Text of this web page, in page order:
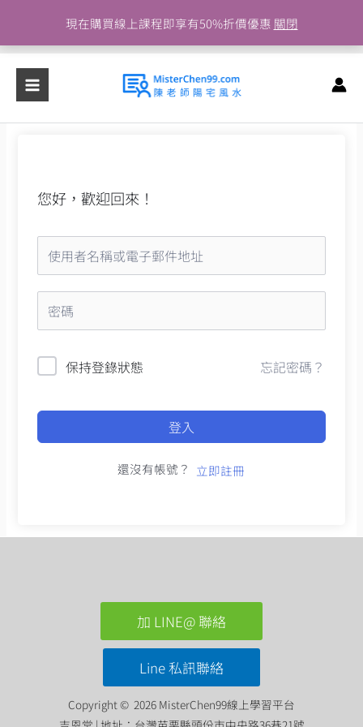
現在購買線上課程即享有50%折價優惠 關閉
主
容
您好，歡迎回來！
保持登錄狀態 忘記密碼？
登入
還沒有帳號？ 立即註冊
加 LINE@ 聯絡
Line 私訊聯絡
Copyright © 2026 MisterChen99線上學習平台